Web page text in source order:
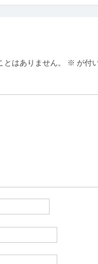
はありません。 ※ が付